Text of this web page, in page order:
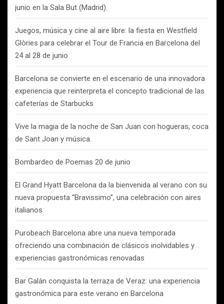
junio en la Sala But (Madrid).
Juegos, música y cine al aire libre: la fiesta en Westfield
Glòries para celebrar el Tour de Francia en Barcelona del
24 al 28 de junio
Barcelona se convierte en el escenario de una innovadora
experiencia que reinterpreta el concepto tradicional de las
cafeterías de Starbucks
Vive la magia de la noche de San Juan con hogueras, coca
de Sant Joan y música.
Bombardeo de Poemas 20 de junio
El Grand Hyatt Barcelona da la bienvenida al verano con su
nueva propuesta “Bravissimo”, una celebración con aires
italianos
Purobeach Barcelona abre una nueva temporada
ofreciendo una combinación de clásicos inolvidables y
experiencias gastronómicas renovadas
Bar Galán conquista la terraza de Veraz: una experiencia
gastronómica para este verano en Barcelona